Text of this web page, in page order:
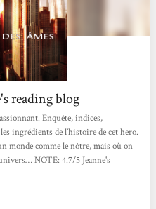
reading blog
Enquête, indices,
ingrédients de l’histoire de cet hero.
monde comme le nôtre, mais où on
NOTE: 4.7/5 Jeanne's